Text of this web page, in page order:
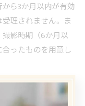
ら3か月以内が有効
理されません。ま
影時期（6か月以
ったものを用意し
手続きが必要とな
グが大切です。特